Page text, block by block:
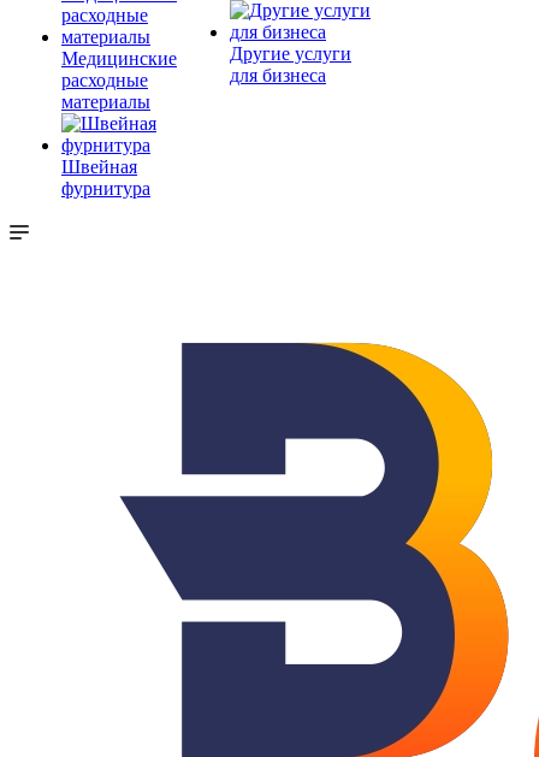
Медицинские
расходные
материалы
Швейная
фурнитура
Другие услуги
для бизнеса